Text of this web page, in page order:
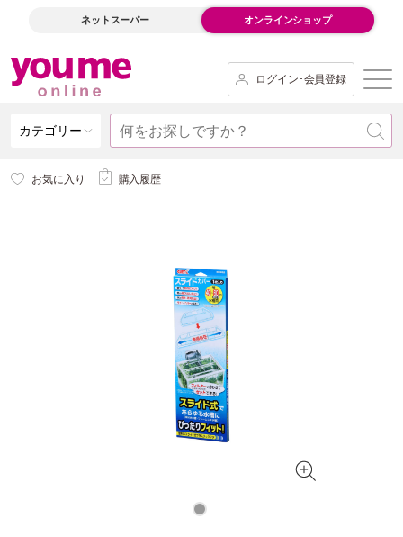
ネットスーパー オンラインショップ
ログイン･会員登録
カテゴリー
お気に入り 購入履歴